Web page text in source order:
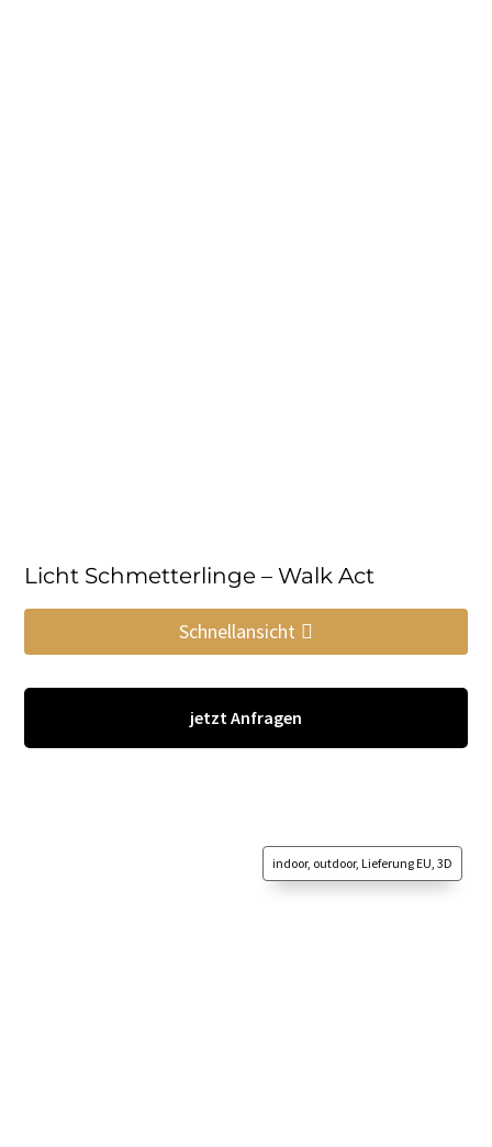
Licht Schmetterlinge – Walk Act
Schnellansicht
jetzt Anfragen
indoor, outdoor, Lieferung EU, 3D